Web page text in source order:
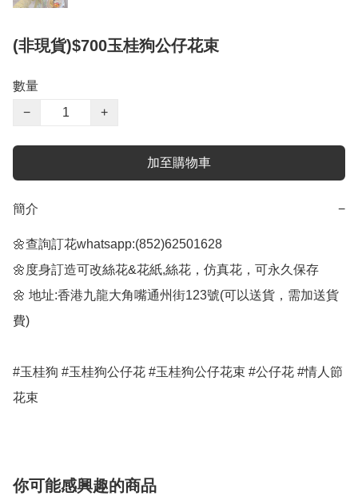
(非現貨)$700玉桂狗公仔花束
數量
−
+
加至購物車
簡介 −
🌼查詢訂花whatsapp:(852)62501628
🌼度身訂造可改絲花&花紙,絲花，仿真花，可永久保存
🌼 地址:香港九龍大角嘴通州街123號(可以送貨，需加送貨
費)
#玉桂狗 #玉桂狗公仔花 #玉桂狗公仔花束 #公仔花 #情人節
花束
你可能感興趣的商品